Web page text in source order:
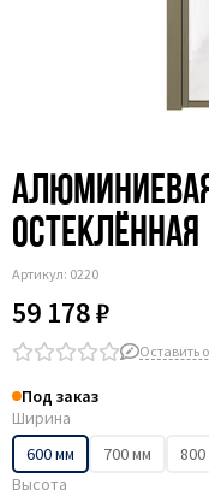
остеклённая
Артикул: 0220
59 178 ₽
Оставить
Под заказ
Ширина
600 мм
700 мм
Высота